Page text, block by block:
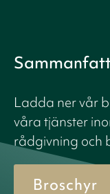
Ladda ner vår
våra tjänster
rådgivning och
Broschyr